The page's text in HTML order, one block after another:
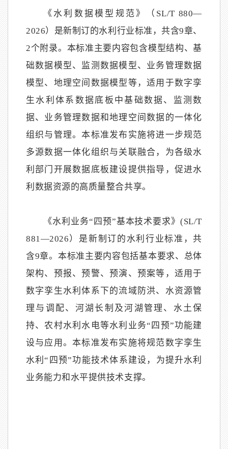
《水利数据模型规范》（SL/T 880—
2026）是新制订的水利行业标准，共含9章、
2个附录。本标准主要内容包含模型结构、基
础数据模型、监测数据模型、业务管理数据
模型、地理空间数据模型等，适用于数字孪
生水利体系数据底板中基础数据、监测数
据、业务管理数据和地理空间数据的一体化
组织与管理。本标准发布实施将进一步规范
多源数据一体化组织与关联融合，为各级水
利部门开展数据底板建设提供指导，促进水
利数据资源的高质量整合共享。
《水利业务“四预”基本技术要求》(SL/T
881—2026）是新制订的水利行业标准，共
含9章。本标准主要内容包括基本要求、总体
架构、预报、预警、预演、预案等，适用于
数字孪生水利体系下的流域防洪、水资源管
理与调配、河湖长制及河湖管理、水土保
持、农村水利水电等水利业务“四预”功能建
设与应用。本标准发布实施将规范数字孪生
水利“四预”功能技术体系建设，为提升水利
业务能力和水平提供技术支撑。